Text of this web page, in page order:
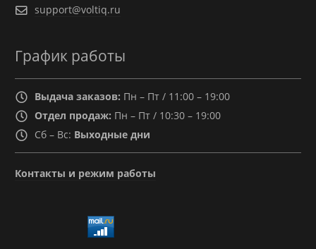
support@voltiq.ru
График работы
Выдача заказов: Пн – Пт / 11:00 – 19:00
Отдел продаж: Пн – Пт / 10:30 – 19:00
Сб – Вс: Выходные дни
Контакты и режим работы